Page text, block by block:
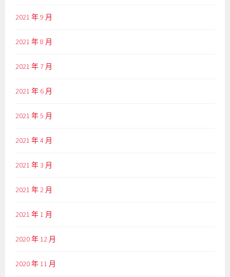
2021 年 9 月
2021 年 8 月
2021 年 7 月
2021 年 6 月
2021 年 5 月
2021 年 4 月
2021 年 3 月
2021 年 2 月
2021 年 1 月
2020 年 12 月
2020 年 11 月